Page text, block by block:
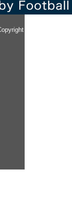
© since 2014